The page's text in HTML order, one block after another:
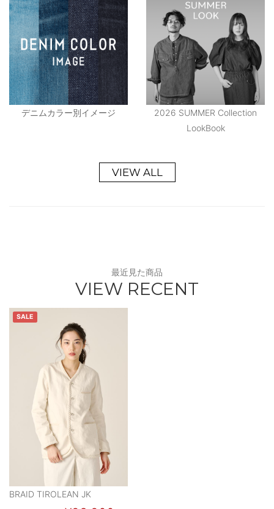
デニムカラー別イメージ
2026 SUMMER Collection
LookBook
VIEW ALL
最近見た商品
VIEW RECENT
SALE
BRAID TIROLEAN JK